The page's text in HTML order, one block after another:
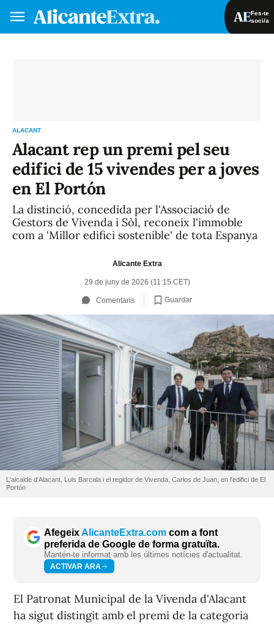
Fes-te
soci/a
ALACANT
Alacant rep un premi pel seu
edifici de 15 vivendes per a joves
en El Portón
La distinció, concedida per l'Associació de
Gestors de Vivenda i Sòl, reconeix l'immoble
com a 'Millor edifici sostenible' de tota Espanya
Alicante Extra
29 de juny de 2026 (11:15 CET)
Comentaris Guardar
L'alcalde d'Alacant, Luis Barcala i el regidor de Vivenda, Carlos de Juan, en l'edifici de El
Portón
AfegeixAlicanteExtra.com com a font
preferida de Google de forma gratuïta.
Mantén-te informat amb les últimes notícies d'actualitat.
ACTIVAR ARA
El Patronat Municipal de la Vivenda d'Alacant
ha sigut distingit amb el premi de la categoria